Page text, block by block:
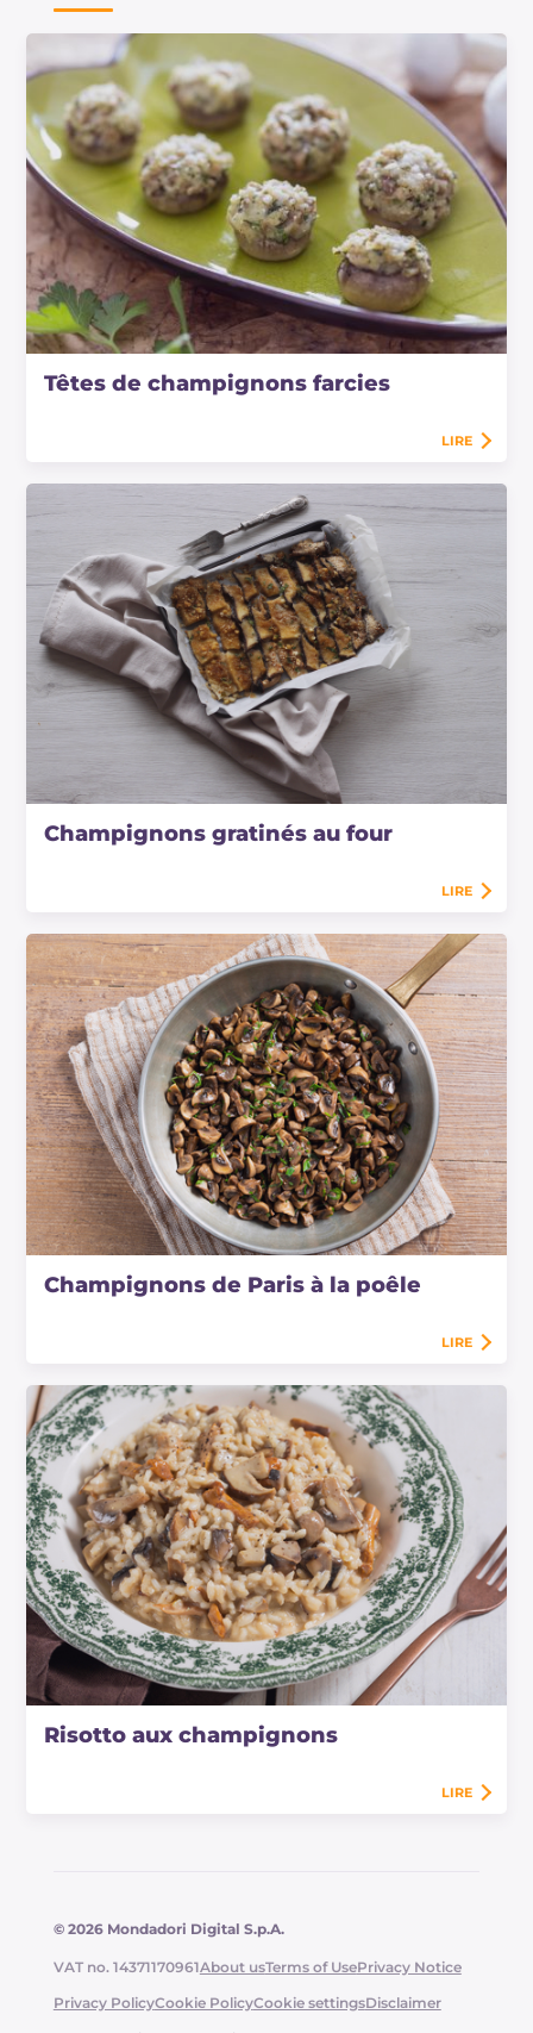
Têtes de champignons farcies
LIRE
Champignons gratinés au four
LIRE
Champignons de Paris à la poêle
LIRE
Risotto aux champignons
LIRE
© 2026 Mondadori Digital S.p.A.
VAT no. 14371170961About usTerms of UsePrivacy Notice
Privacy PolicyCookie PolicyCookie settingsDisclaimer